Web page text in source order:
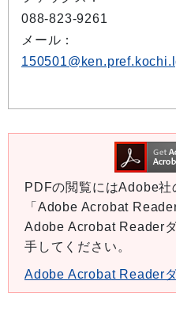
088-823-9261
メール：
PDFの閲覧にはAdobe社
「Adobe Acrobat
Adobe Acrobat Reader
手してください。
Adobe Acrobat Reader